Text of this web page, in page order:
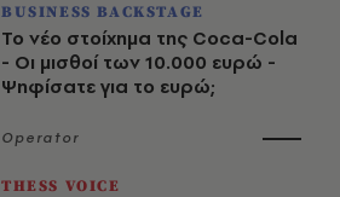
BUSINESS BACKSTAGE
Το νέο στοίχημα της Coca-Cola
- Οι μισθοί των 10.000 ευρώ -
Ψηφίσατε για το ευρώ;
Operator
THESS VOICE